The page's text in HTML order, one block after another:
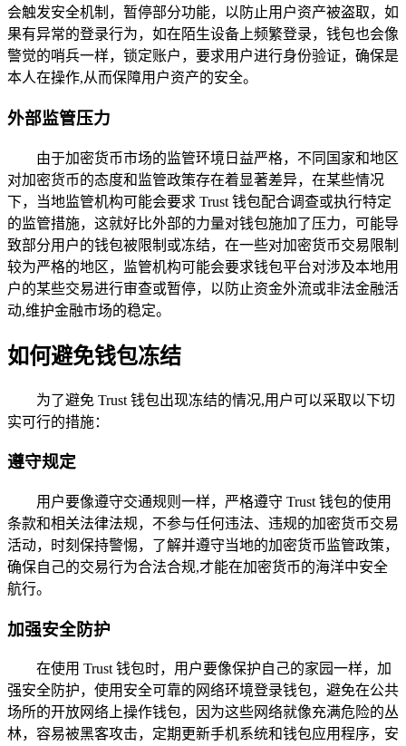
会触发安全机制，暂停部分功能，以防止用户资产被盗取，如
果有异常的登录行为，如在陌生设备上频繁登录，钱包也会像
警觉的哨兵一样，锁定账户，要求用户进行身份验证，确保是
本人在操作,从而保障用户资产的安全。
外部监管压力
由于加密货币市场的监管环境日益严格，不同国家和地区
对加密货币的态度和监管政策存在着显著差异，在某些情况
下，当地监管机构可能会要求 Trust 钱包配合调查或执行特定
的监管措施，这就好比外部的力量对钱包施加了压力，可能导
致部分用户的钱包被限制或冻结，在一些对加密货币交易限制
较为严格的地区，监管机构可能会要求钱包平台对涉及本地用
户的某些交易进行审查或暂停，以防止资金外流或非法金融活
动,维护金融市场的稳定。
如何避免钱包冻结
为了避免 Trust 钱包出现冻结的情况,用户可以采取以下切
实可行的措施：
遵守规定
用户要像遵守交通规则一样，严格遵守 Trust 钱包的使用
条款和相关法律法规，不参与任何违法、违规的加密货币交易
活动，时刻保持警惕，了解并遵守当地的加密货币监管政策，
确保自己的交易行为合法合规,才能在加密货币的海洋中安全
航行。
加强安全防护
在使用 Trust 钱包时，用户要像保护自己的家园一样，加
强安全防护，使用安全可靠的网络环境登录钱包，避免在公共
场所的开放网络上操作钱包，因为这些网络就像充满危险的丛
林，容易被黑客攻击，定期更新手机系统和钱包应用程序，安